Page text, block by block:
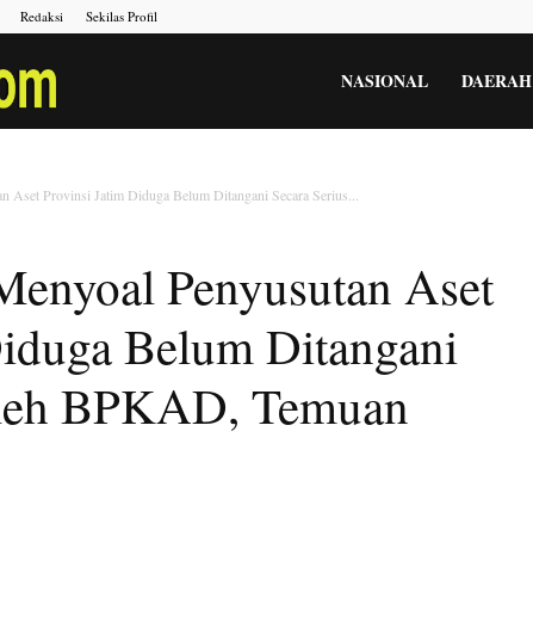
Redaksi Sekilas Profil
Gesah
NASIONAL DAERAH
Aset Provinsi Jatim Diduga Belum Ditangani Secara Serius...
Penyusutan Aset
Belum Ditangani
BPKAD, Temuan